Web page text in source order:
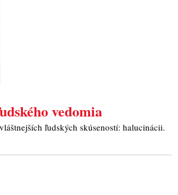
vedomia
ľudských skúseností: halucinácii.